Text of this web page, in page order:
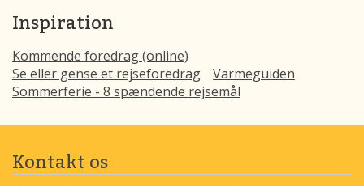
Inspiration
Kommende foredrag (online)
Se eller gense et rejseforedrag
Varmeguiden
Sommerferie - 8 spændende rejsemål
Kontakt os